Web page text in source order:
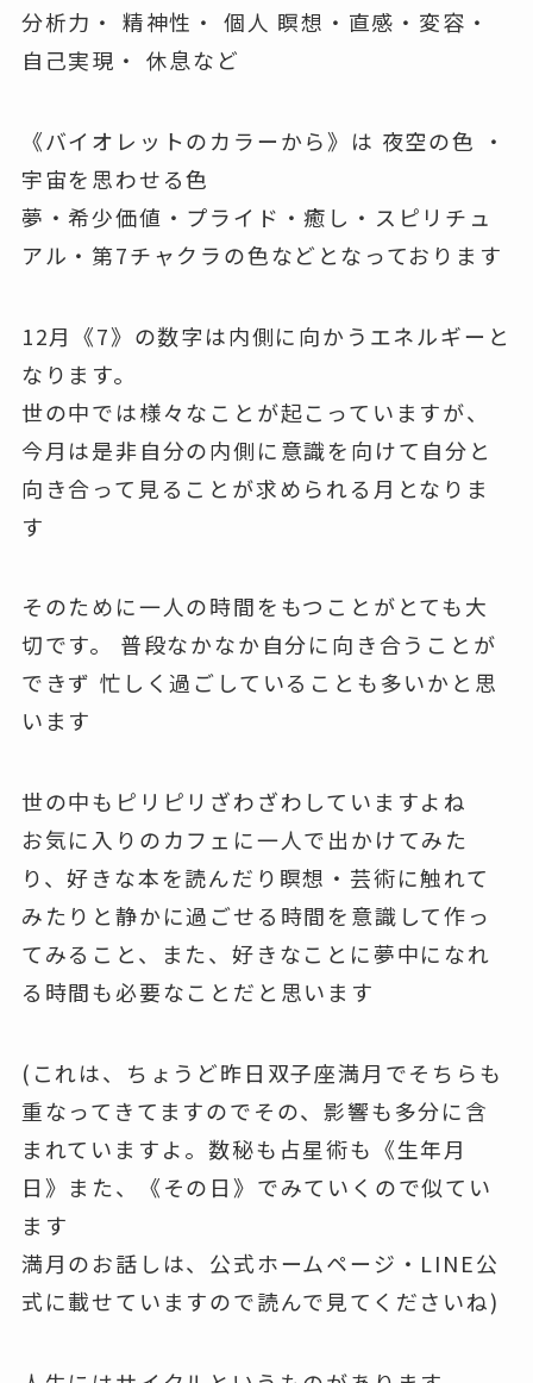
分析力・ 精神性・ 個人 瞑想・直感・変容・
自己実現・ 休息など
《バイオレットのカラーから》は 夜空の色 ・
宇宙を思わせる色
夢・希少価値・プライド・癒し・スピリチュ
アル・第7チャクラの色などとなっております
12月《7》の数字は内側に向かうエネルギーと
なります。
世の中では様々なことが起こっていますが、
今月は是非自分の内側に意識を向けて自分と
向き合って見ることが求められる月となりま
す
そのために一人の時間をもつことがとても大
切です。 普段なかなか自分に向き合うことが
できず 忙しく過ごしていることも多いかと思
います
世の中もピリピリざわざわしていますよね
お気に入りのカフェに一人で出かけてみた
り、好きな本を読んだり瞑想・芸術に触れて
みたりと静かに過ごせる時間を意識して作っ
てみること、また、好きなことに夢中になれ
る時間も必要なことだと思います
(これは、ちょうど昨日双子座満月でそちらも
重なってきてますのでその、影響も多分に含
まれていますよ。数秘も占星術も《生年月
日》また、《その日》でみていくので似てい
ます
満月のお話しは、公式ホームページ・LINE公
式に載せていますので読んで見てくださいね)